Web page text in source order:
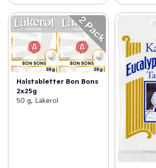
Halstabletter Bon Bons
2x25g
50 g, Läkerol